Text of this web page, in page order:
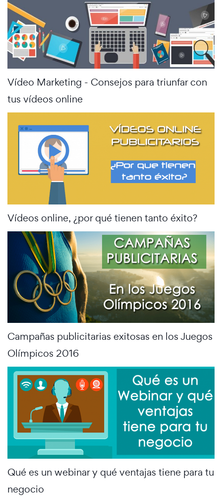
Vídeo Marketing - Consejos para triunfar con
tus vídeos online
Vídeos online, ¿por qué tienen tanto éxito?
Campañas publicitarias exitosas en los Juegos
Olímpicos 2016
Qué es un webinar y qué ventajas tiene para tu
negocio